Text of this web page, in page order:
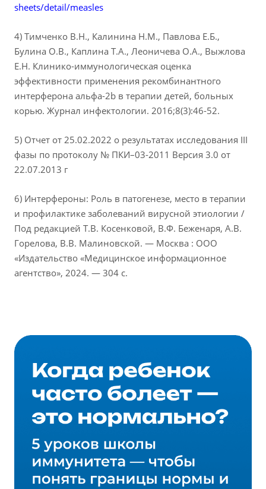
sheets/detail/measles
4) Тимченко В.Н., Калинина Н.М., Павлова Е.Б.,
Булина О.В., Каплина Т.А., Леоничева О.А., Выжлова
Е.Н. Клинико-иммунологическая оценка
эффективности применения рекомбинантного
интерферона альфа-2b в терапии детей, больных
корью. Журнал инфектологии. 2016;8(3):46-52.
5) Отчет от 25.02.2022 о результатах исследования III
фазы по протоколу № ПКИ–03-2011 Версия 3.0 от
22.07.2013 г
6) Интерфероны: Роль в патогенезе, место в терапии
и профилактике заболеваний вирусной этиологии /
Под редакцией Т.В. Косенковой, В.Ф. Беженаря, А.В.
Горелова, В.В. Малиновской. — Москва : ООО
«Издательство «Медицинское информационное
агентство», 2024. — 304 с.